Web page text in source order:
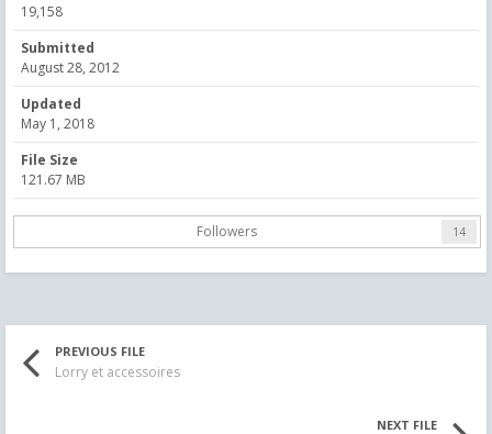
19,158
Submitted
August 28, 2012
Updated
May 1, 2018
File Size
121.67 MB
Followers 14
PREVIOUS FILE
Lorry et accessoires
NEXT FILE